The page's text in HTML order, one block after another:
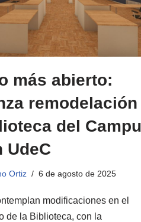
más abierto:
remodelación
del
UdeC
Ortiz 6 de agosto de 2025
modificaciones en el
de la Biblioteca, con la